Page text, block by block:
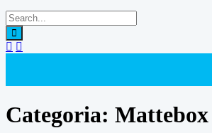
Categoria: Mattebox